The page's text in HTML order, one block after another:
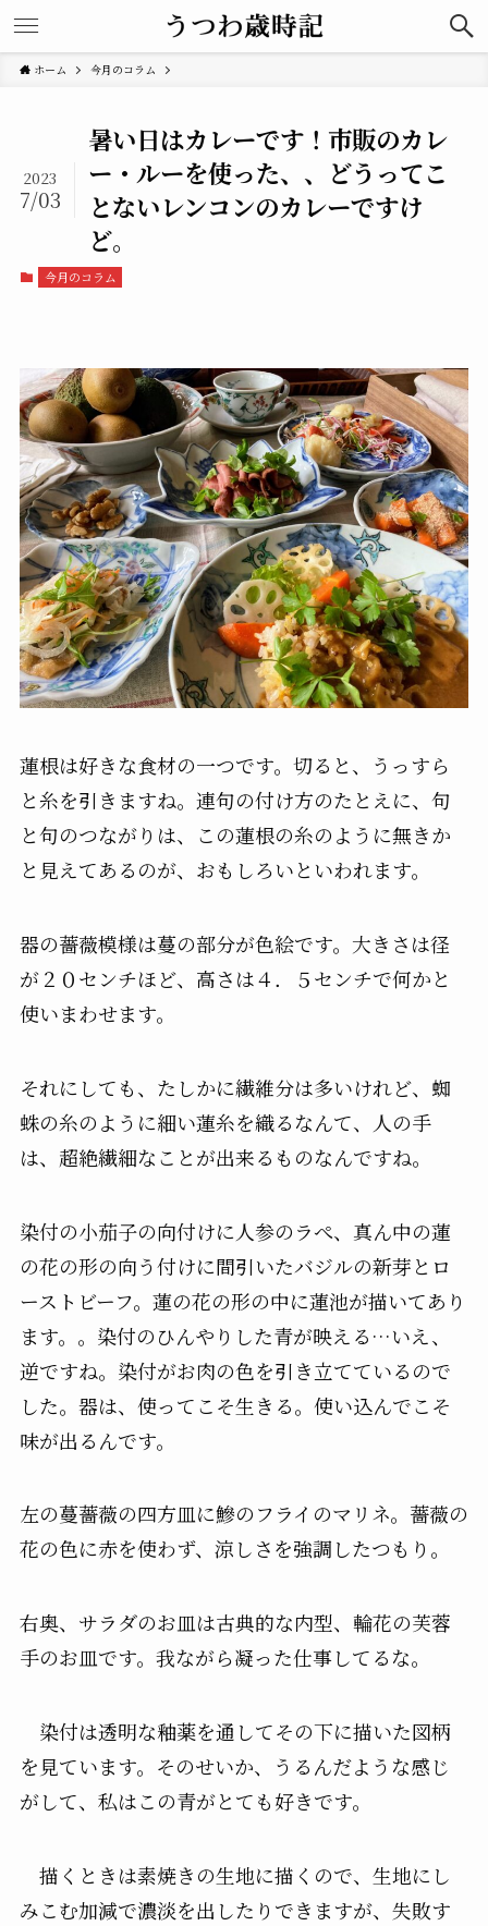
ホーム 今月のコラム
暑い日はカレーです！市販のカレ
ー・ルーを使った、、どうってこ
とないレンコンのカレーですけ
ど。
2023
7/03
今月のコラム
蓮根は好きな食材の一つです。切ると、うっすら
と糸を引きますね。連句の付け方のたとえに、句
と句のつながりは、この蓮根の糸のように無きか
と見えてあるのが、おもしろいといわれます。
器の薔薇模様は蔓の部分が色絵です。大きさは径
が２０センチほど、高さは４．５センチで何かと
使いまわせます。
それにしても、たしかに繊維分は多いけれど、蜘
蛛の糸のように細い蓮糸を織るなんて、人の手
は、超絶繊細なことが出来るものなんですね。
染付の小茄子の向付けに人参のラぺ、真ん中の蓮
の花の形の向う付けに間引いたバジルの新芽とロ
ーストビーフ。蓮の花の形の中に蓮池が描いてあり
ます。。染付のひんやりした青が映える…いえ、
逆ですね。染付がお肉の色を引き立てているので
した。器は、使ってこそ生きる。使い込んでこそ
味が出るんです。
左の蔓薔薇の四方皿に鰺のフライのマリネ。薔薇の
花の色に赤を使わず、涼しさを強調したつもり。
右奥、サラダのお皿は古典的な内型、輪花の芙蓉
手のお皿です。我ながら凝った仕事してるな。
染付は透明な釉薬を通してその下に描いた図柄
を見ています。そのせいか、うるんだような感じ
がして、私はこの青がとても好きです。
描くときは素焼きの生地に描くので、生地にし
みこむ加減で濃淡を出したりできますが、失敗す